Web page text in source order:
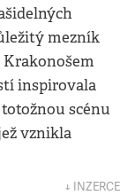
mezník
inspirovala
scénu
vznikla
↓ INZERCE